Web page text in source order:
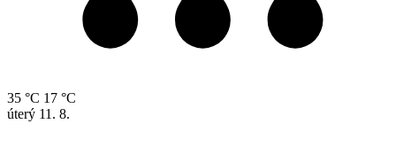
35 °C 17 °C
úterý 11. 8.